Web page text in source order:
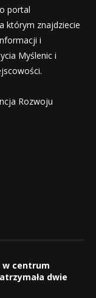
portal
którym znajdziecie
i
Myślenic i
Rozwoju
w centrum
dwie